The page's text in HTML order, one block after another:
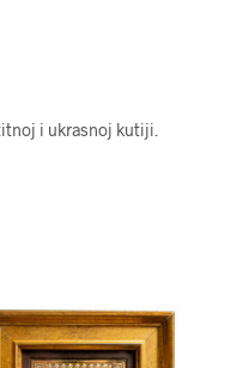
i ukrasnoj kutiji.